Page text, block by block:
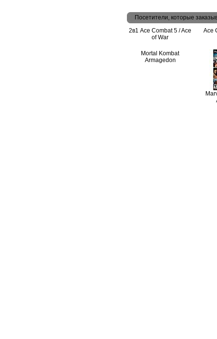
Посетители, которые
2в1 Ace Combat 5 / Ace
of War
Ace
Mortal Kombat
Armagedon